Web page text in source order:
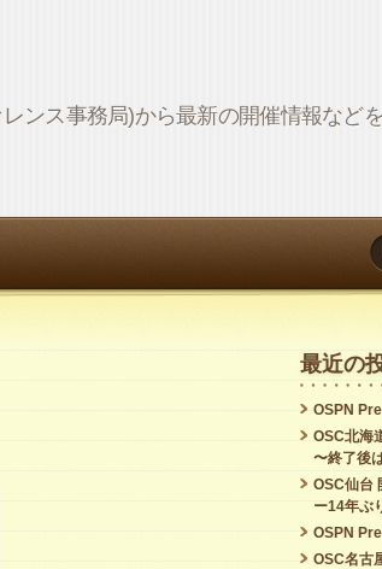
ンス事務局)から最新の開催情報などを
最近の
OSPN
OSC北海
〜終了後
OSC仙台
ー14年ぶ
OSPN
OSC名古